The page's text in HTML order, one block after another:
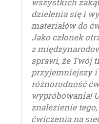
dzielenia się i
materiałów do
Jako członek
z
sprawi, że Twój
przyjemniejszy i
różnorodność
wypróbowania!
znalezienie
ćwiczenia na